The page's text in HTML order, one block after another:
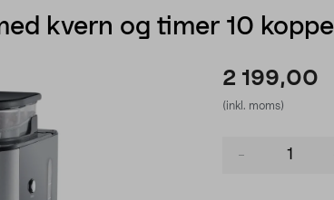
kvern og timer 10
2 199,00
(inkl. moms)